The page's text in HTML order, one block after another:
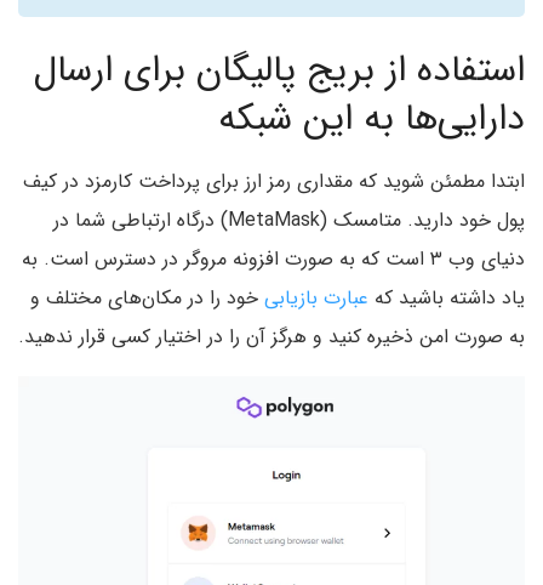
استفاده از بریج پالیگان برای ارسال
دارایی‌ها به این شبکه
ابتدا مطمئن شوید که مقداری رمز ارز برای پرداخت کارمزد در کیف
پول خود دارید. متامسک (MetaMask) درگاه ارتباطی شما در
دنیای وب ۳ است که به صورت افزونه مروگر در دسترس است. به
یاد داشته باشید که عبارت بازیابی خود را در مکان‌های مختلف و
به صورت امن ذخیره کنید و هرگز آن را در اختیار کسی قرار ندهید.